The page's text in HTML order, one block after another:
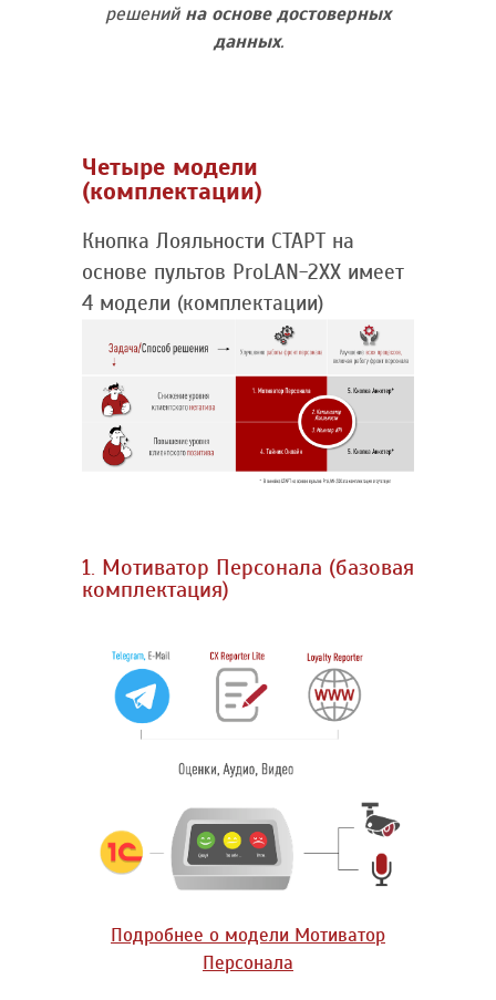
решений на основе достоверных
данных.
Четыре модели
(комплектации)
Кнопка Лояльности СТАРТ на
основе пультов ProLAN-2XX имеет
4 модели (комплектации)
1. Мотиватор Персонала (базовая
комплектация)
Подробнее о модели Мотиватор
Персонала